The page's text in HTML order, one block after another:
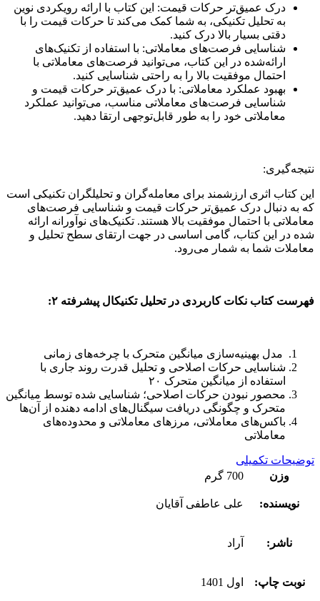
درک عمیق‌تر حرکات قیمت: این کتاب با ارائه رویکردی نوین
به تحلیل تکنیکی، به شما کمک می‌کند تا حرکات قیمت را با
دقتی بسیار بالا درک کنید.
شناسایی فرصت‌های معاملاتی: با استفاده از تکنیک‌های
ارائه‌شده در این کتاب، می‌توانید فرصت‌های معاملاتی با
احتمال موفقیت بالا را به ‌راحتی شناسایی کنید.
بهبود عملکرد معاملاتی: با درک عمیق‌تر حرکات قیمت و
شناسایی فرصت‌های معاملاتی مناسب، می‌توانید عملکرد
معاملاتی خود را به طور قابل‌توجهی ارتقا دهید.
نتیجه‌گیری:
این کتاب اثری ارزشمند برای معامله‌گران و تحلیلگران تکنیکی است
که به دنبال درک عمیق‌تر حرکات قیمت و شناسایی فرصت‌های
معاملاتی با احتمال موفقیت بالا هستند. تکنیک‌های نوآورانه ارائه
شده در این کتاب، گامی اساسی در جهت ارتقای سطح تحلیل و
معاملات شما به شمار می‌رود.
فهرست کتاب نکات کاربردی در تحلیل تکنیکال پیشرفته ۲:
مدل بهینیه‌سازی میانگین متحرک با چرخه‌های زمانی
شناسایی حرکات اصلاحی و تحلیل قدرت روند جاری با
استفاده از میانگین متحرک ۲۰
محصور نبودن حرکات اصلاحی؛ شناسایی شده توسط میانگین
متحرک و چگونگی دریافت سیگنال‌های ادامه دهنده از آن‌ها
باکس‌های معاملاتی، مرزهای معاملاتی و محدوده‌های
معاملاتی
توضیحات تکمیلی
وزن
700 گرم
نویسنده: علی عاطفی آقایان
ناشر: آراد
نوبت چاپ: اول 1401